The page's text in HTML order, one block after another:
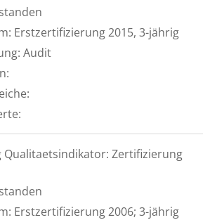
Erstzertifizierung 2015, 3-jährig
Audit
Qualitaetsindikator: Zertifizierung
Erstzertifizierung 2006; 3-jährig